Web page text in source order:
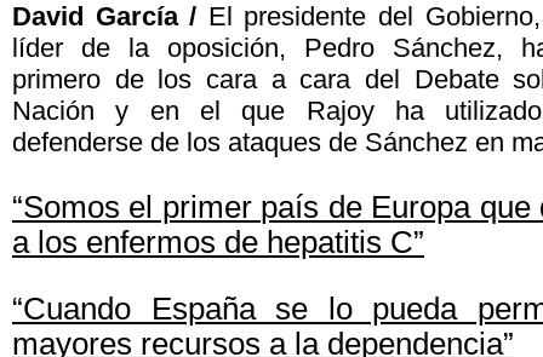
David García / El presidente del
líder de la oposición, Pedro Sánchez,
primero de los cara a cara del Debate
Nación y en el que Rajoy ha
defenderse de los ataques de Sánchez en
“Somos el primer país de Europa
a los enfermos de hepatitis C”
“Cuando España se lo pueda
mayores recursos a la dependencia”